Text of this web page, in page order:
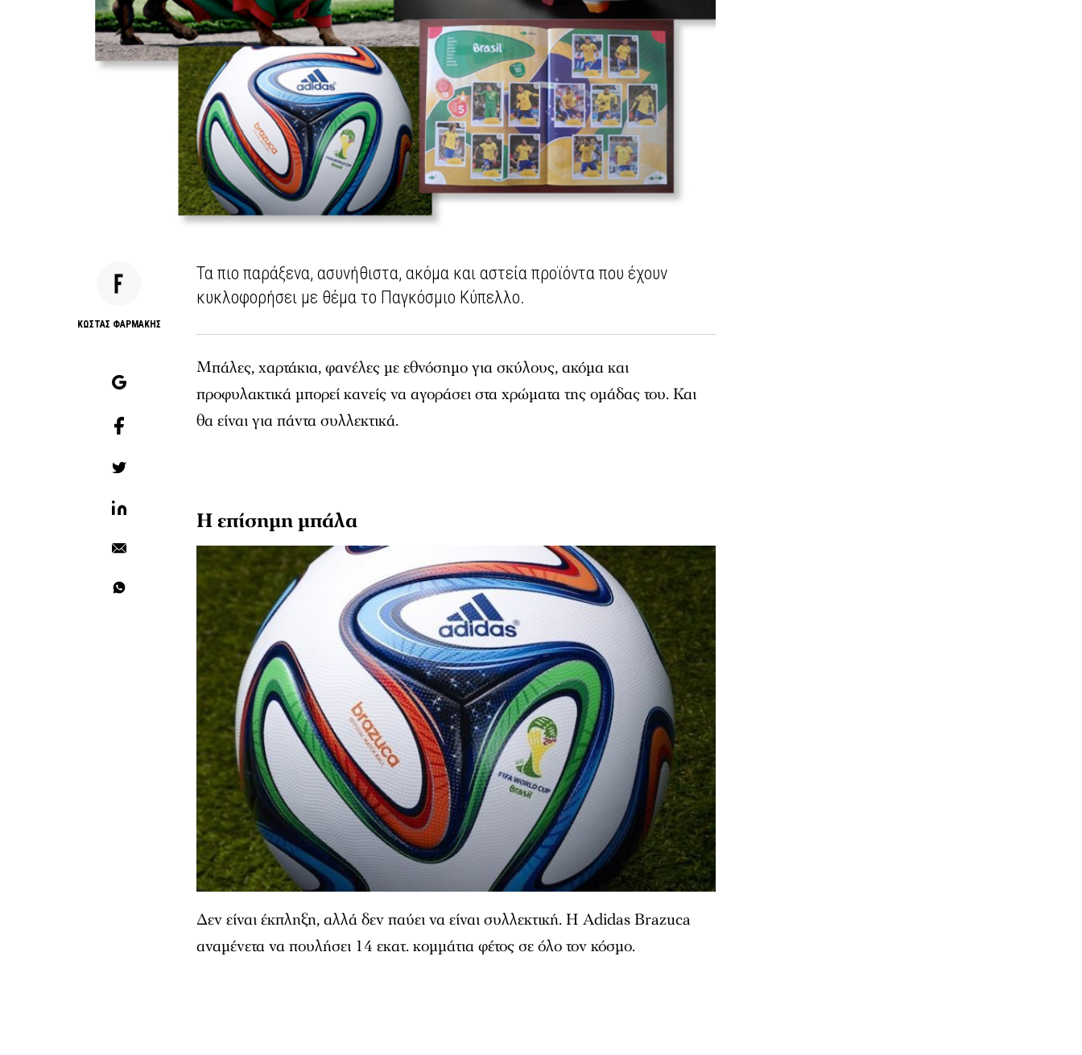
ΚΩΣΤΑΣ ΦΑΡΜΑΚΗΣ
Τα πιο παράξενα, ασυνήθιστα, ακόμα και αστεία προϊόντα που έχουν
κυκλοφορήσει με θέμα το Παγκόσμιο Κύπελλο.
Μπάλες, χαρτάκια, φανέλες με εθνόσημο για σκύλους, ακόμα και
προφυλακτικά μπορεί κανείς να αγοράσει στα χρώματα της ομάδας του. Και
θα είναι για πάντα συλλεκτικά.
Η επίσημη μπάλα
Δεν είναι έκπληξη, αλλά δεν παύει να είναι συλλεκτική. Η Adidas Brazuca
αναμένετα να πουλήσει 14 εκατ. κομμάτια φέτος σε όλο τον κόσμο.